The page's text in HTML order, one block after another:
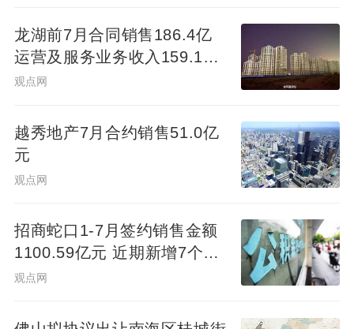
龙湖前7月合同销售186.4亿
运营及服务业务收入159.1亿
元
观点网
越秀地产7月合约销售51.0亿
元
观点网
招商蛇口1-7月签约销售金额
1100.59亿元 近期新增7个项
目
观点网